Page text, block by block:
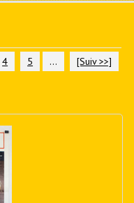
4 5 ...
[Suiv >>]